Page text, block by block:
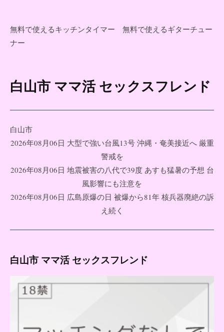
無料で使えるキッチンタイマー
無料で使えるギターチュー
ナー
コ
テ
ン
白山市 ママ活 セックスフレンド
白山市
2026年08月06日 大型で強い台風13号 沖縄・奄美接近へ 厳重
警戒を
2026年08月06日 地震被害の八代で39度 あすも猛暑の予想 台
風影響にも注意を
2026年08月06日 広島原爆の日 被爆から81年 核兵器廃絶の訴
え続く
白山市 ママ活 セックスフレンド